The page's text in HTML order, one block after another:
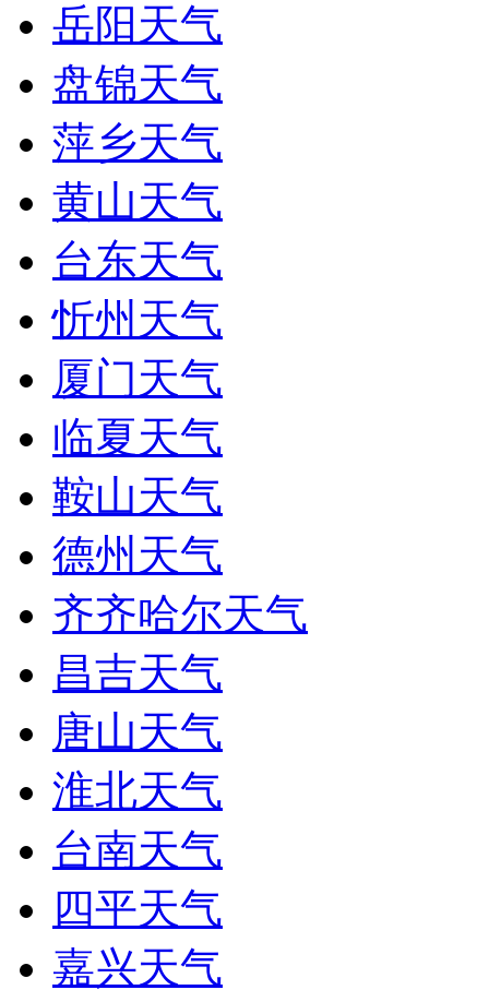
岳阳天气
盘锦天气
萍乡天气
黄山天气
台东天气
忻州天气
厦门天气
临夏天气
鞍山天气
德州天气
齐齐哈尔天气
昌吉天气
唐山天气
淮北天气
台南天气
四平天气
嘉兴天气